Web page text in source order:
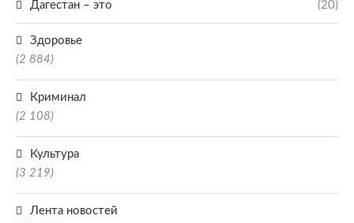
Дагестан – это (20)
Здоровье
(2 884)
Криминал
(2 108)
Культура
(3 219)
Лента новостей